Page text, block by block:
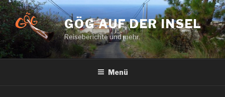
Zum
Inhalt
springen
GÖG AUF DER INSEL
Reiseberichte und mehr.
Menü